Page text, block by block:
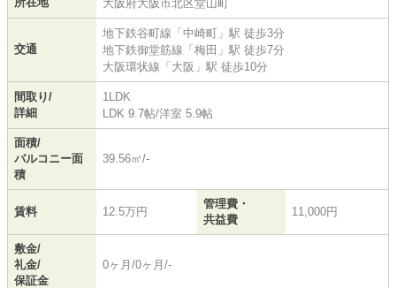
大阪府大阪市北区堂山町
交通
地下鉄谷町線 「 中崎町 」駅 徒歩3分
地下鉄御堂筋線 「 梅田 」駅 徒歩7分
大阪環状線 「 大阪 」駅 徒歩10分
間取り/
詳細
1LDK
LDK 9.7帖/洋室 5.9帖
面積/
バルコニー面
積
39.56㎡/-
賃料 12.5万円
管理費・
共益費
11,000円
敷金/
礼金/
保証金
0ヶ月/0ヶ月/-